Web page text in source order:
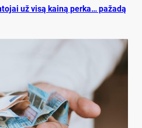
už vi­są kai­ną per­ka… pa­ža­dą